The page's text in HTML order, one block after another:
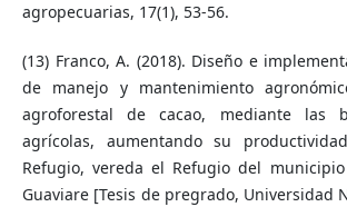
agropecuarias, 17(1), 53-56.
(13) Franco, A. (2018). Diseño e
de manejo y mantenimiento
agroforestal de cacao, mediante las
agrícolas, aumentando su
Refugio, vereda el Refugio del
Guaviare [Tesis de pregrado, Universidad